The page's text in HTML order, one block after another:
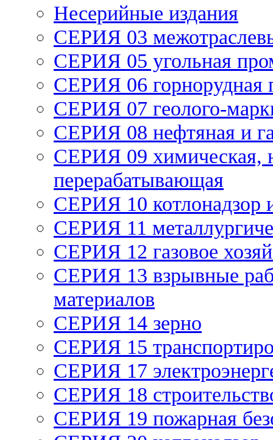
Несерийные издания
СЕРИЯ 03
СЕРИЯ 05 угольная
СЕРИЯ 06 горнорудная
СЕРИЯ 07 геолого-
СЕРИЯ 08 нефтяная и
СЕРИЯ 09 химическая,
перерабатывающая
СЕРИЯ 10 котлонадзор
СЕРИЯ 11
СЕРИЯ 12 газовое
СЕРИЯ 13 взрывные
материалов
СЕРИЯ 14 зерно
СЕРИЯ 15
СЕРИЯ 17
СЕРИЯ 18
СЕРИЯ 19 пожарная